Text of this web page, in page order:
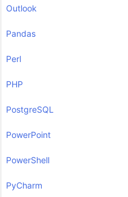
Outlook
Pandas
Perl
PHP
PostgreSQL
PowerPoint
PowerShell
PyCharm